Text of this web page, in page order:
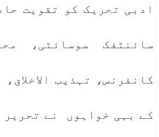
ادبی تحریک کو تقویت
سائنٹفک سوسائٹی،
کانفرنس، تہذیب
کے بہی خواہوں نے تحریر